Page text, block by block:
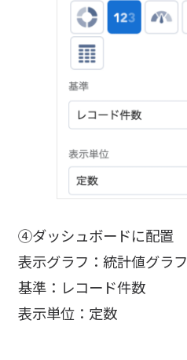
④ダッシュボードに配置
表示グラフ：統計値グラフ
基準：レコード件数
表示単位：定数